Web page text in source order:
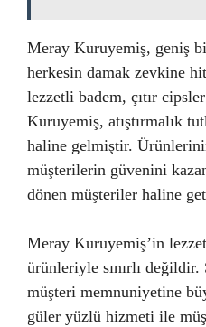
Meray Kuruyemiş, geniş
herkesin damak zevkine
lezzetli badem, çıtır
Kuruyemiş, atıştırmalık
haline gelmiştir.
müşterilerin güvenini
dönen müşteriler haline
Meray Kuruyemiş’in
ürünleriyle sınırlı değildir.
müşteri memnuniyetine
güler yüzlü hizmeti ile